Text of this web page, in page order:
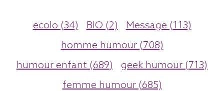
ecolo (34) BIO (2)
Message (113)
homme humour (708)
humour enfant (689)
geek humour (713)
femme humour (685)